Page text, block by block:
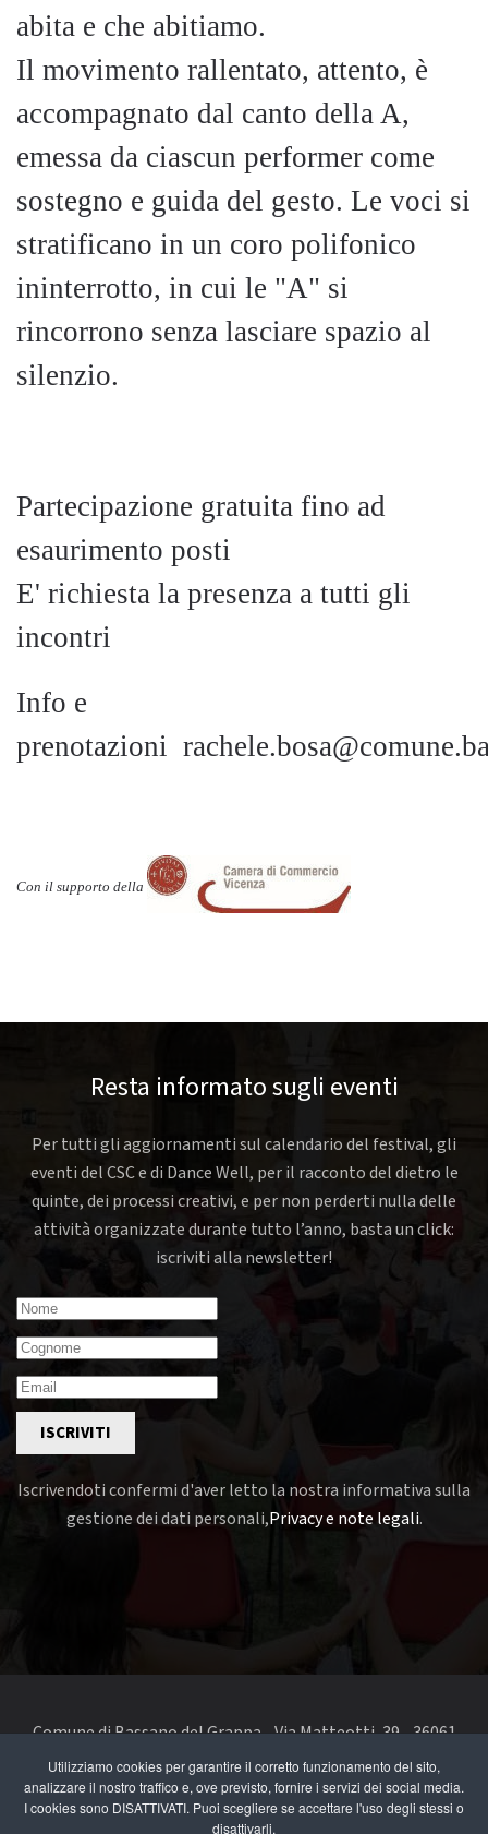
Utilizziamo cookies per garantire il corretto funzionamento del sito,
analizzare il nostro traffico e, ove previsto, fornire i servizi dei social media.
I cookies sono DISATTIVATI. Puoi scegliere se accettare l'uso degli stessi o
disattivarli.
abita e che abitiamo.
Il movimento rallentato, attento, è
accompagnato dal canto della A,
emessa da ciascun performer come
sostegno e guida del gesto. Le voci si
stratificano in un coro polifonico
ininterrotto, in cui le "A" si
rincorrono senza lasciare spazio al
silenzio.
Partecipazione gratuita fino ad
esaurimento posti
E' richiesta la presenza a tutti gli
incontri
Info e
prenotazioni
Con il supporto della
Resta informato sugli eventi
Per tutti gli aggiornamenti sul calendario del festival, gli
eventi del CSC e di Dance Well, per il racconto del dietro le
quinte, dei processi creativi, e per non perderti nulla delle
attività organizzate durante tutto l’anno, basta un click:
iscriviti alla newsletter!
ISCRIVITI
Iscrivendoti confermi d'aver letto la nostra informativa sulla
gestione dei dati personali,Privacy e note legali.
Comune di Bassano del Grappa - Via Matteotti, 39 - 36061
Bassano del Grappa VI - Telefono 0424 519111 - codice fiscale
e partita IVA 00168480242